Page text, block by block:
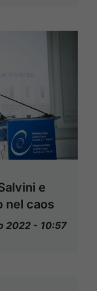
e
nel caos
2022 - 10:57